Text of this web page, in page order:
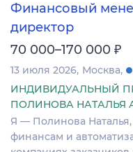
Финансовый
директор
70 000–170 000 ₽
13 июля 2026 Москва
ИНДИВИДУАЛЬНЫЙ
ПОЛИНОВА НАТАЛЬЯ
Я — Полинова Наталья,
финансам и